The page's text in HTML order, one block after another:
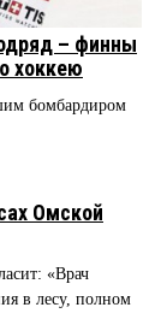
– финны
хоккею
бомбардиром
Омской
«Врач
в лесу, полном